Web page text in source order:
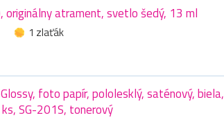
originálny atrament, svetlo šedý, 13 ml
1 zlaťák
foto papír, pololesklý, saténový, biela,
SG-201S, tonerový